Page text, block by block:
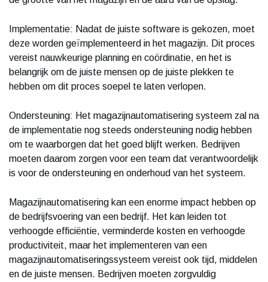
Implementatie: Nadat de juiste software is gekozen, moet
deze worden geïmplementeerd in het magazijn. Dit proces
vereist nauwkeurige planning en coördinatie, en het is
belangrijk om de juiste mensen op de juiste plekken te
hebben om dit proces soepel te laten verlopen.
Ondersteuning: Het magazijnautomatisering systeem zal na
de implementatie nog steeds ondersteuning nodig hebben
om te waarborgen dat het goed blijft werken. Bedrijven
moeten daarom zorgen voor een team dat verantwoordelijk
is voor de ondersteuning en onderhoud van het systeem.
Magazijnautomatisering kan een enorme impact hebben op
de bedrijfsvoering van een bedrijf. Het kan leiden tot
verhoogde efficiëntie, verminderde kosten en verhoogde
productiviteit, maar het implementeren van een
magazijnautomatiseringssysteem vereist ook tijd, middelen
en de juiste mensen. Bedrijven moeten zorgvuldig